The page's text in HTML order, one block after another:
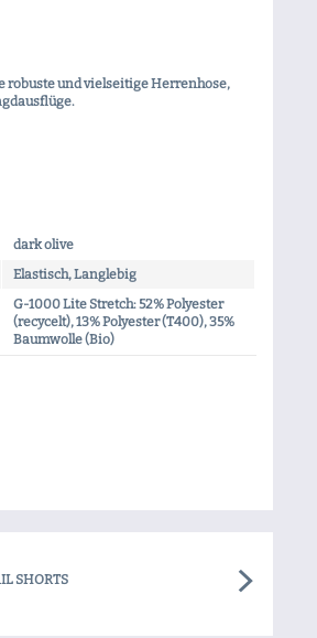
robuste und vielseitige Herrenhose,
dark olive
Elastisch, Langlebig
G-1000 Lite Stretch: 52% Polyester
(recycelt), 13% Polyester (T400), 35%
Baumwolle (Bio)
SHORTS